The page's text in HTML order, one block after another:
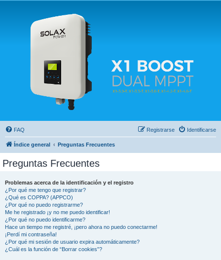
Solax FAQ
Lugar para intercambiar dudas sobre inversores solares Solax y temas relacionados.
FAQ Identificarse
Registrarse
Índice general Preguntas Frecuentes
Preguntas Frecuentes
Problemas acerca de la identificación y el registro
¿Por qué me tengo que registrar?
¿Qué es COPPA? (APPCO)
¿Por qué no puedo registrarme?
Me he registrado ¡y no me puedo identificar!
¿Por qué no puedo identificarme?
Hace un tiempo me registré, ¡pero ahora no puedo conectarme!
¡Perdí mi contraseña!
¿Por qué mi sesión de usuario expira automáticamente?
¿Cuál es la función de “Borrar cookies”?